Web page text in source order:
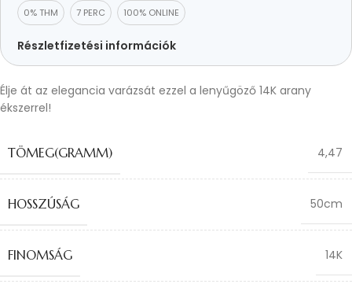
0% THM 7 PERC 100% ONLINE
Részletfizetési információk
Élje át az elegancia varázsát ezzel a lenyűgöző 14K arany
ékszerrel!
TÖMEG(GRAMM) 4,47
HOSSZÚSÁG 50cm
FINOMSÁG 14K